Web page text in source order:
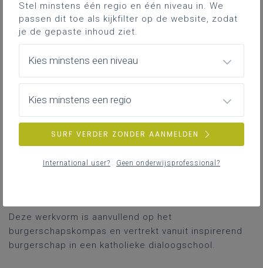
Randvoorwaarden
Benodigdheden:
Downloads
Met deze werkvorm kun je op een
personeelsvergadering je team betrekken
bij het reflecteren over de resultaten van
het burgerschapskompas.
Deze werkvorm is aanvullend op het
burgerschapskompas en vertrekt vanuit inspirerend
burgerschap in een katholieke dialoogschool.
Stel minstens één regio en één niveau in. We
passen dit toe als kijkfilter op de website, zodat
je de gepaste inhoud ziet.
Kies minstens een niveau
Kies minstens een regio
SURF VERDER ZONDER AANMELDEN
International user? Geen onderwijsprofessional?